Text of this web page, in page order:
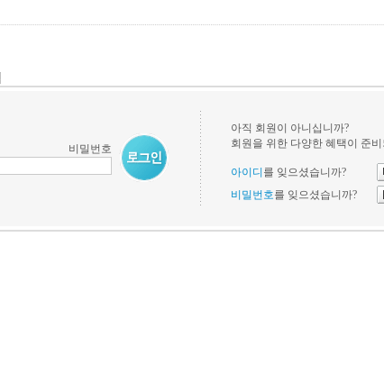
비밀번호
아직 회원이 아니십니까?
회원을 위한 다양한 혜택이 준
아이디 를 잊으셨습니까?
비밀번호를 잊으셨습니까?